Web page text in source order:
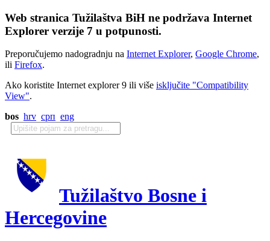
Web stranica Tužilaštva BiH ne podržava Internet
Explorer verzije 7 u potpunosti.
Preporučujemo nadogradnju na Internet Explorer, Google Chrome,
ili Firefox.
Ako koristite Internet explorer 9 ili više isključite "Compatibility
View".
bos hrv срп eng
Tužilaštvo Bosne i
Hercegovine